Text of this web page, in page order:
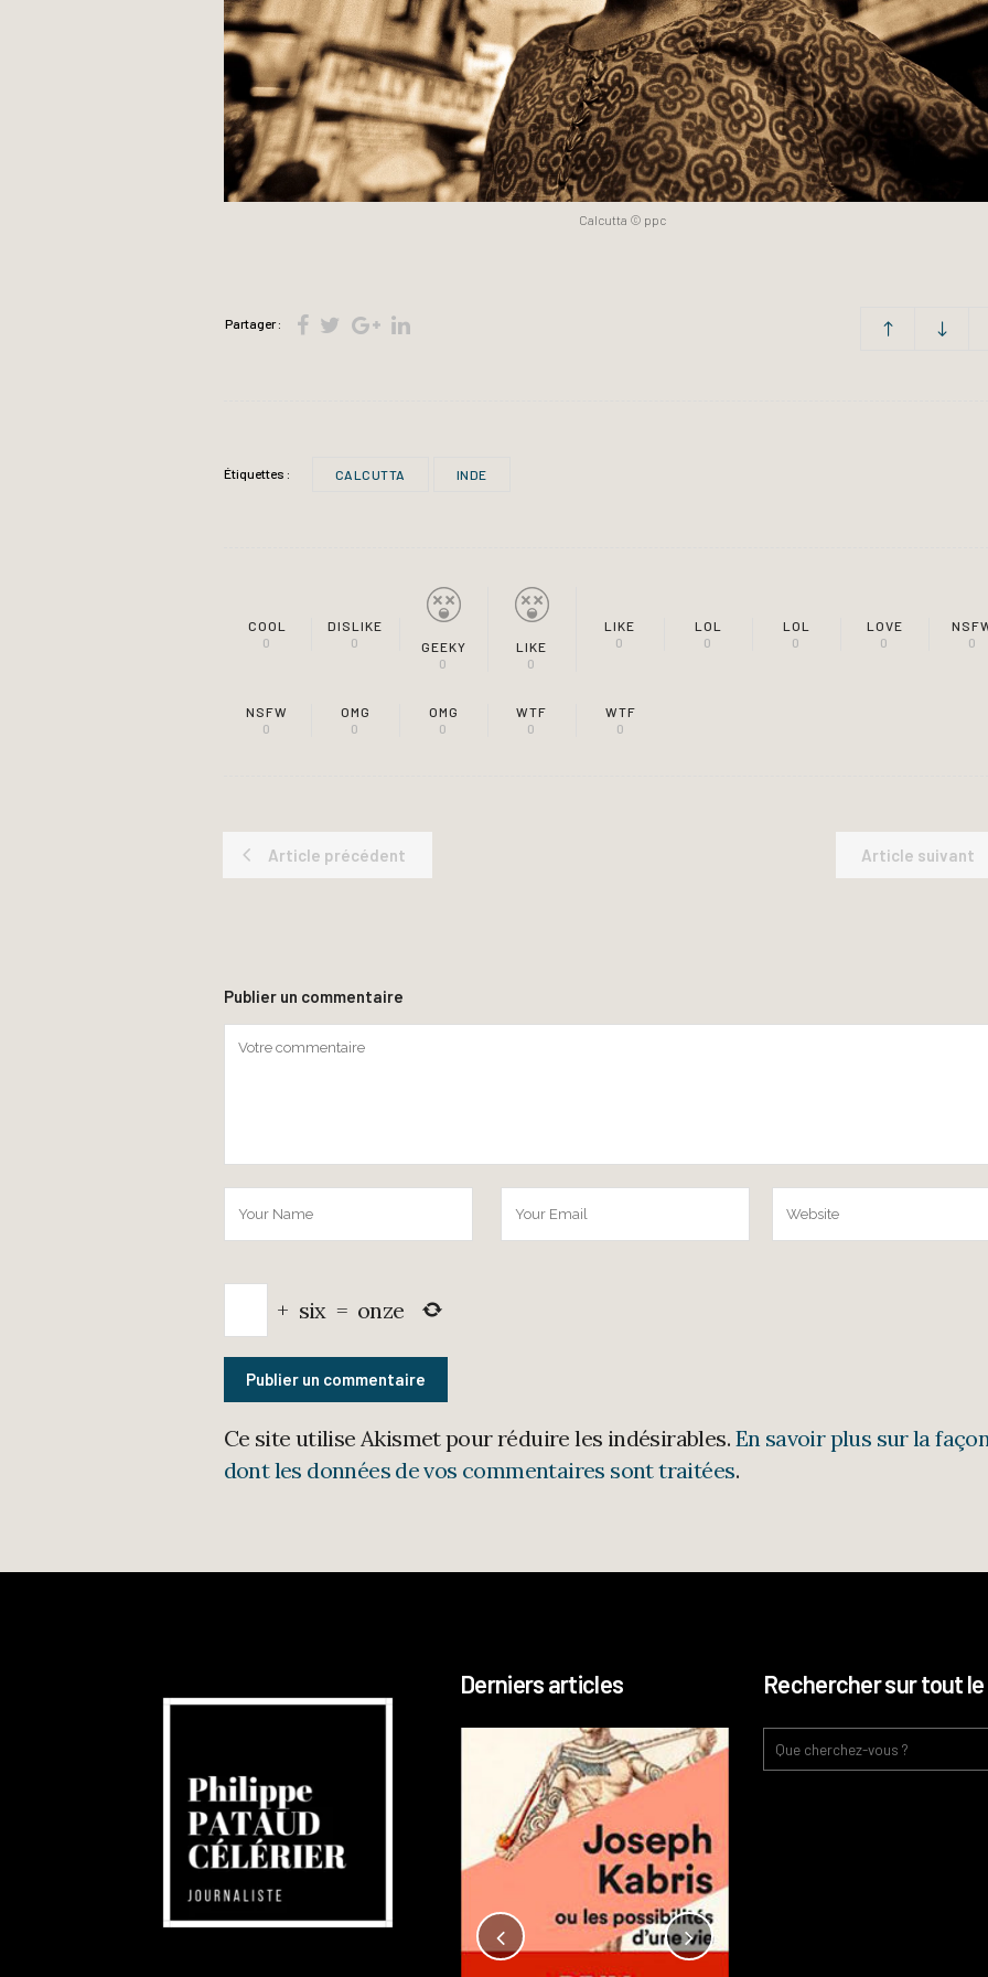
Calcutta © ppc
Partager :
Étiquettes : CALCUTTA INDE
COOL
0
DISLIKE
0
GEEKY
0
LIKE
0
LIKE
0
LOL
0
LOL
0
LOVE
0
0
NSFW
0
OMG
0
OMG
0
WTF
0
WTF
0
Article précédent Article suivant
Publier un commentaire
+ six = onze
Ce site utilise Akismet pour réduire les indésirables. En savoir plus sur la
dont les données de vos commentaires sont traitées.
Derniers articles Rechercher sur tout